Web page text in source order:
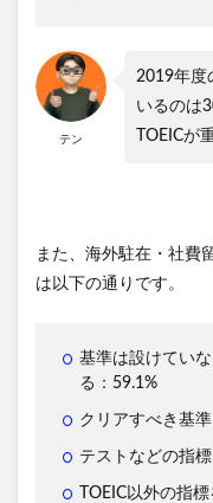
テン
2019年度
いるのは
TOEICが
また、海外駐在・社費
は以下の通りです。
基準は設けてい
る：59.1%
クリアすべき基
テストなどの指
TOEIC以外の指